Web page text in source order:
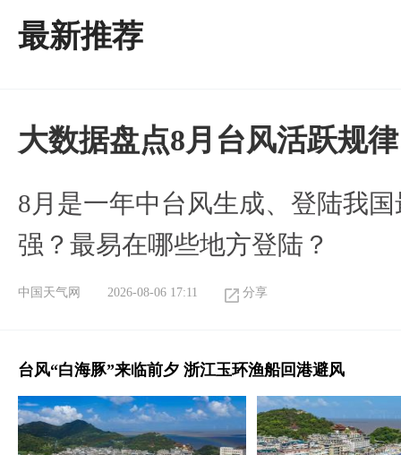
最新推荐
大数据盘点8月台风活跃规律
8月是一年中台风生成、登陆我
强？最易在哪些地方登陆？
中国天气网 2026-08-06 17:11 分享
台风“白海豚”来临前夕 浙江玉环渔船回港避风